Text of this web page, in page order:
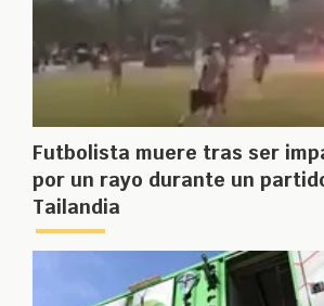
Futbolista muere tras ser
por un rayo durante un
Tailandia